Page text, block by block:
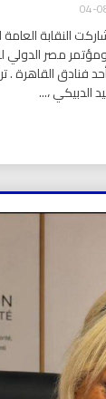
النقابة
مصر الدولي
فنادق القاهرة .
الدبيكي ،...